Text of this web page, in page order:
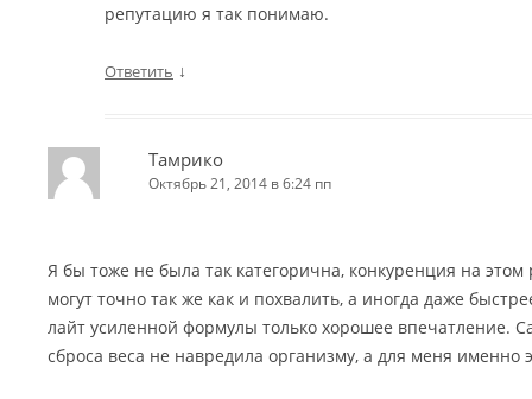
репутацию я так понимаю.
Ответить ↓
Тамрико
Октябрь 21, 2014 в 6:24 пп
Я бы тоже не была так категорична, конкуренция на
могут точно так же как и похвалить, а иногда даже
лайт усиленной формулы только хорошее впечатление.
сброса веса не навредила организму, а для меня именно